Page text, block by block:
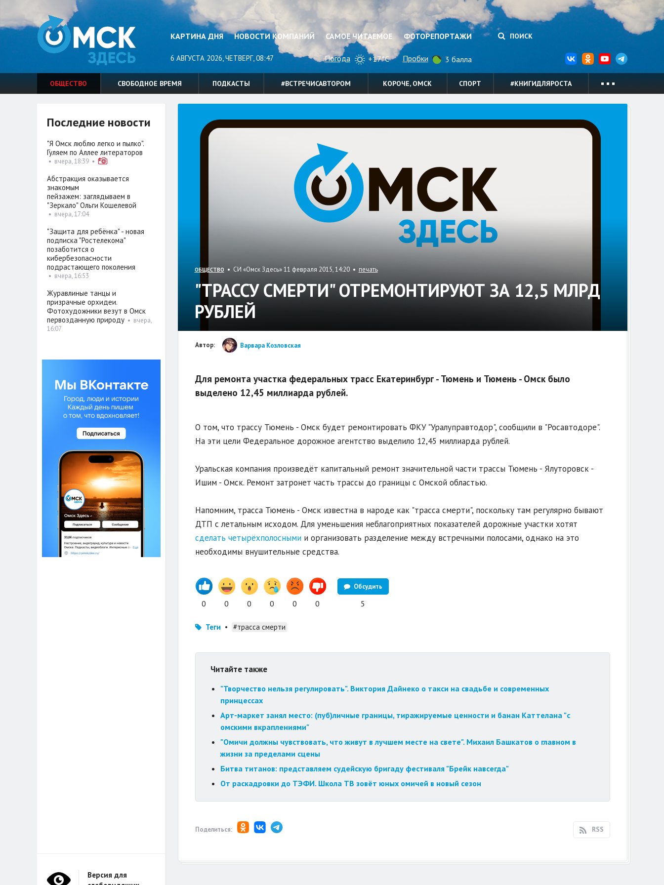
КАРТИНА ДНЯ НОВОСТИ КОМПАНИЙ САМОЕ ЧИТАЕМОЕ ФОТОРЕПОРТАЖИ ПОИСК
6 АВГУСТА 2026, ЧЕТВЕРГ, 08:47 Погода +17°C Пробки 3 балла
ОБЩЕСТВО СВОБОДНОЕ ВРЕМЯ ПОДКАСТЫ #ВСТРЕЧИСАВТОРОМ КОРОЧЕ, ОМСК СПОРТ #КНИГИДЛЯРОСТА
ОБЩЕСТВО • СИ «Омск Здесь» 11 февраля 2015, 14:20 • печать
"ТРАССУ СМЕРТИ" ОТРЕМОНТИРУЮТ ЗА 12,5 МЛРД
РУБЛЕЙ
Автор: Варвара Козловская
Для ремонта участка федеральных трасс Екатеринбург - Тюмень и Тюмень - Омск было
выделено 12,45 миллиарда рублей.
О том, что трассу Тюмень - Омск будет ремонтировать ФКУ "Уралуправтодор", сообщили в "Росавтодоре".
На эти цели Федеральное дорожное агентство выделило 12,45 миллиарда рублей.
Уральская компания произведёт капитальный ремонт значительной части трассы Тюмень - Ялуторовск -
Ишим - Омск. Ремонт затронет часть трассы до границы с Омской областью.
Напомним, трасса Тюмень - Омск известна в народе как "трасса смерти", поскольку там регулярно бывают
ДТП с летальным исходом. Для уменьшения неблагоприятных показателей дорожные участки хотят
сделать четырёхполоснымии организовать разделение между встречными полосами, однако на это
необходимы внушительные средства.
0 0 0 0 0 0
Обсудить
5
Теги • #трасса смерти
Читайте также
"Творчество нельзя регулировать". Виктория Дайнеко о такси на свадьбе и современных
принцессах
Арт-маркет занял место: (пуб)личные границы, тиражируемые ценности и банан Каттелана "с
омскими вкраплениями"
"Омичи должны чувствовать, что живут в лучшем месте на свете". Михаил Башкатов о главном в
жизни за пределами сцены
Битва титанов: представляем судейскую бригаду фестиваля "Брейк навсегда"
От раскадровки до ТЭФИ. Школа ТВ зовёт юных омичей в новый сезон
Поделиться: RSS
Последние новости
"Я Омск люблю легко и пылко".
Гуляем по Аллее литераторов
• вчера, 18:39•
Абстракция оказывается
знакомым
пейзажем: заглядываем в
"Зеркало" Ольги Кошелевой
• вчера, 17:04
"Защита для ребёнка" - новая
подписка "Ростелекома"
позаботится о
кибербезопасности
подрастающего поколения
• вчера, 16:53
Журавлиные танцы и
призрачные орхидеи.
Фотохудожники везут в Омск
первозданную природу• вчера,
16:07
Версия для